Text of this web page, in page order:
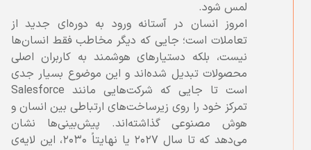
امروز انسان در آستانه ورود به دوره‌ای جدید از
تعاملات است؛ جایی که دیگر مخاطب‌ فقط انسان‌ها
نیست، بلکه دستیارهای هوشمند به کاربران اصلی
محصولات تبدیل شده‌اند و این موضوع بسیار جدی
است تا جایی که شرکت‌هایی مانند Salesforce
تمرکز خود را روی زیرساخت‌های ارتباطی بین انسان و
هوش مصنوعی گذاشته‌اند. پیش‌بینی‌ها نشان
می‌دهد که تا سال ۲۰۲۷ یا نهایتاً ۲۰۳۰، این لایه‌ی